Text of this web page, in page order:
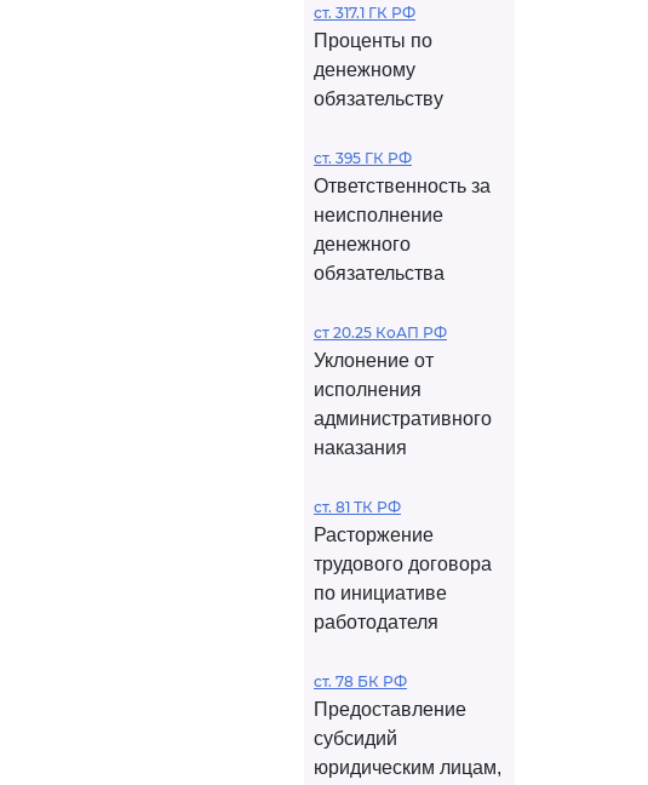
ст. 317.1 ГК РФ
Проценты по
денежному
обязательству
ст. 395 ГК РФ
Ответственность за
неисполнение
денежного
обязательства
ст 20.25 КоАП РФ
Уклонение от
исполнения
административного
наказания
ст. 81 ТК РФ
Расторжение
трудового договора
по инициативе
работодателя
ст. 78 БК РФ
Предоставление
субсидий
юридическим лицам,